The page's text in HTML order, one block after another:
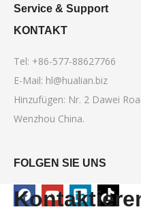
Service & Support
KONTAKT
Tel: +86-577-88627766
E-Mail: hl@hualian.biz
Hinzufügen: Nr. 2 Dawei
Wenzhou China.
FOLGEN SIE UNS